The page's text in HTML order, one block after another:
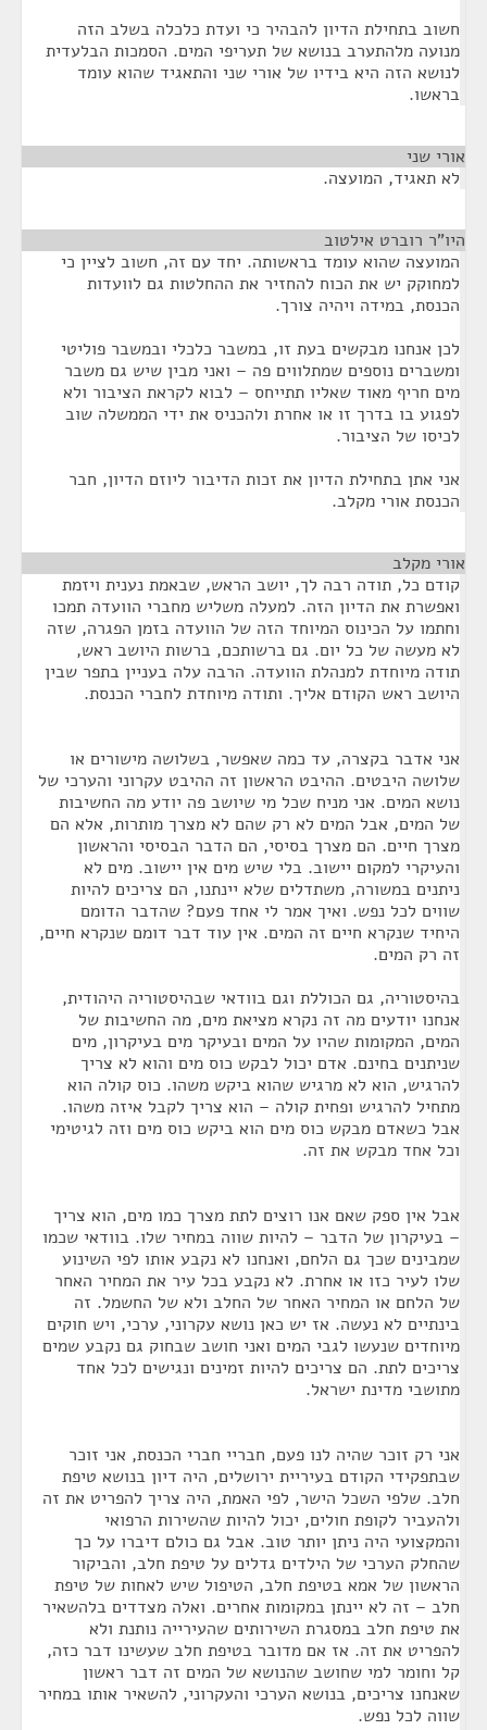
חשוב בתחילת הדיון להבהיר כי ועדת כלכלה בשלב הזה
מנועה מלהתערב בנושא של תעריפי המים. הסמכות הבלעדית
לנושא הזה היא בידיו של אורי שני והתאגיד שהוא עומד
בראשו.
אורי שני
לא תאגיד, המועצה.
היו"ר רוברט אילטוב
המועצה שהוא עומד בראשותה. יחד עם זה, חשוב לציין כי
למחוקק יש את הכוח להחזיר את ההחלטות גם לוועדות
הכנסת, במידה ויהיה צורך.
לכן אנחנו מבקשים בעת זו, במשבר כלכלי ובמשבר פוליטי
ומשברים נוספים שמתלווים פה – ואני מבין שיש גם משבר
מים חריף מאוד שאליו תתייחס – לבוא לקראת הציבור ולא
לפגוע בו בדרך זו או אחרת ולהכניס את ידי הממשלה שוב
לכיסו של הציבור.
אני אתן בתחילת הדיון את זכות הדיבור ליוזם הדיון, חבר
הכנסת אורי מקלב.
אורי מקלב
קודם כל, תודה רבה לך, יושב הראש, שבאמת נענית ויזמת
ואפשרת את הדיון הזה. למעלה משליש מחברי הוועדה תמכו
וחתמו על הכינוס המיוחד הזה של הוועדה בזמן הפגרה, שזה
לא מעשה של כל יום. גם ברשותכם, ברשות היושב ראש,
תודה מיוחדת למנהלת הוועדה. הרבה עלה בעניין בתפר שבין
היושב ראש הקודם אליך. ותודה מיוחדת לחברי הכנסת.
אני אדבר בקצרה, עד כמה שאפשר, בשלושה מישורים או
שלושה היבטים. ההיבט הראשון זה ההיבט עקרוני והערכי של
נושא המים. אני מניח שכל מי שיושב פה יודע מה החשיבות
של המים, אבל המים לא רק שהם לא מצרך מותרות, אלא הם
מצרך חיים. הם מצרך בסיסי, הם הדבר הבסיסי והראשון
והעיקרי למקום יישוב. בלי שיש מים אין יישוב. מים לא
ניתנים במשורה, משתדלים שלא יינתנו, הם צריכים להיות
שווים לכל נפש. ואיך אמר לי אחד פעם? שהדבר הדומם
היחיד שנקרא חיים זה המים. אין עוד דבר דומם שנקרא חיים,
זה רק המים.
בהיסטוריה, גם הכוללת וגם בוודאי שבהיסטוריה היהודית,
אנחנו יודעים מה זה נקרא מציאת מים, מה החשיבות של
המים, המקומות שהיו על המים ובעיקר מים בעיקרון, מים
שניתנים בחינם. אדם יכול לבקש כוס מים והוא לא צריך
להרגיש, הוא לא מרגיש שהוא ביקש משהו. כוס קולה הוא
מתחיל להרגיש ופחית קולה – הוא צריך לקבל איזה משהו.
אבל כשאדם מבקש כוס מים הוא ביקש כוס מים וזה לגיטימי
וכל אחד מבקש את זה.
אבל אין ספק שאם אנו רוצים לתת מצרך כמו מים, הוא צריך
– בעיקרון של הדבר – להיות שווה במחיר שלו. בוודאי שכמו
שמבינים שכך גם הלחם, ואנחנו לא נקבע אותו לפי השינוע
שלו לעיר כזו או אחרת. לא נקבע בכל עיר את המחיר האחר
של הלחם או המחיר האחר של החלב ולא של החשמל. זה
בינתיים לא נעשה. אז יש כאן נושא עקרוני, ערכי, ויש חוקים
מיוחדים שנעשו לגבי המים ואני חושב שבחוק גם נקבע שמים
צריכים לתת. הם צריכים להיות זמינים ונגישים לכל אחד
מתושבי מדינת ישראל.
אני רק זוכר שהיה לנו פעם, חבריי חברי הכנסת, אני זוכר
שבתפקידי הקודם בעיריית ירושלים, היה דיון בנושא טיפת
חלב. שלפי השכל הישר, לפי האמת, היה צריך להפריט את זה
ולהעביר לקופת חולים, יכול להיות שהשירות הרפואי
והמקצועי היה ניתן יותר טוב. אבל גם כולם דיברו על כך
שהחלק הערכי של הילדים גדלים על טיפת חלב, והביקור
הראשון של אמא בטיפת חלב, הטיפול שיש לאחות של טיפת
חלב – זה לא יינתן במקומות אחרים. ואלה מצדדים בלהשאיר
את טיפת חלב במסגרת השירותים שהעירייה נותנת ולא
להפריט את זה. אז אם מדובר בטיפת חלב שעשינו דבר כזה,
קל וחומר למי שחושב שהנושא של המים זה דבר ראשון
שאנחנו צריכים, בנושא הערכי והעקרוני, להשאיר אותו במחיר
שווה לכל נפש.